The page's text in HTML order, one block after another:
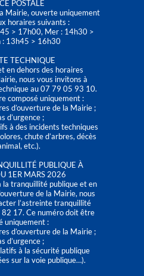
POSTALE
Mairie, ouverte uniquement
horaires suivants :
> 17h00, Mer : 14h30 >
: 13h45 > 16h30
TECHNIQUE
en dehors des horaires
nous vous invitons à
au 07 79 05 93 10.
composé uniquement :
d’ouverture de la Mairie ;
d’urgence ;
à des incidents techniques
chute d’arbres, décès
etc.).
PUBLIQUE À
1ER MARS 2026
la tranquillité publique et en
de la Mairie, nous
l’astreinte tranquillité
17. Ce numéro doit être
uniquement :
d’ouverture de la Mairie ;
d’urgence ;
à la sécurité publique
sur la voie publique…).